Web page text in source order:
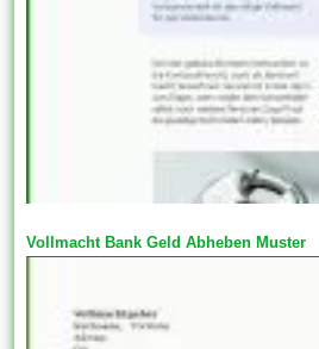
Vollmacht Bank Geld Abheben Muster